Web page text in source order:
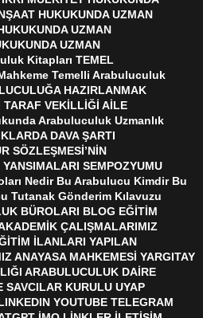
HUKUKUNDA UZMAN
UZMAN
UZMAN
Kitapları TEMEL
Temelli Arabuluculuk
HAZIRLANMAK
VEKİLLİĞİ AİLE
Arabuluculuk Uzmanlık
DAVA ŞARTI
SÖZLEŞMESİ’NİN
SEMPOZYUMU
Nedir Bu Arabulucu Kimdir Bu
Tutanak Gönderim Kılavuzu
BÜROLARI BLOG EĞİTİM
ÇALIŞMALARIMIZ
İLANLARI YAPILAN
ANAYASA MAHKEMESİ YARGITAY
ARABULUCULUK DAİRE
KURULU UYAP
YOUTUBE TELEGRAM